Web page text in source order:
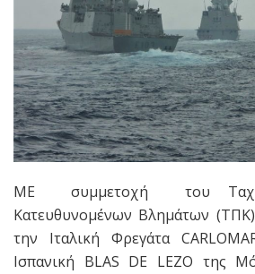
ΜΕ συμμετοχή του
Κατευθυνομένων Βλημάτων (ΤΠΚ)
την Ιταλική Φρεγάτα CARLO
Ισπανική BLAS DE LEZO της